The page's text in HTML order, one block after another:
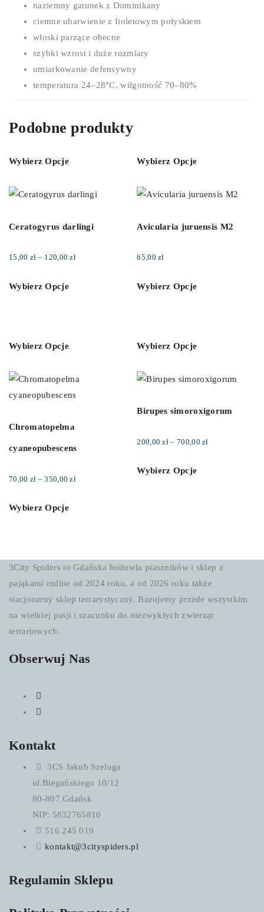
naziemny gatunek z Dominikany
ciemne ubarwienie z fioletowym połyskiem
włoski parzące obecne
szybki wzrost i duże rozmiary
umiarkowanie defensywny
temperatura 24–28°C, wilgotność 70–80%
Podobne produkty
Wybierz Opcje
Ceratogyrus darlingi
15,00 zł – 120,00złZakres
Wybierz Opcje
Wybierz Opcje
Avicularia juruensis M2
65,00zł
Wybierz Opcje
Wybierz Opcje
Chromatopelma
cyaneopubescens
70,00 zł – 350,00złZakres
350,00 zł
Wybierz Opcje
Wybierz Opcje
Birupes simoroxigorum
200,00zł – 700,00złZakres
Wybierz Opcje
3City Spiders to Gdańska hodowla ptaszników i sklep z
pająkami online od 2024 roku, a od 2026 roku także
stacjonarny sklep terrarystyczny. Bazujemy przede wszystkim
na wielkiej pasji i szacunku do niezwykłych zwierząt
terrariowych.
Obserwuj Nas
Kontakt
3CS Jakub Szeluga
ul.Biegańskiego 10/12
80-807 Gdańsk
NIP: 5832765810
516 245 019
kontakt@3cityspiders.pl
Regulamin Sklepu